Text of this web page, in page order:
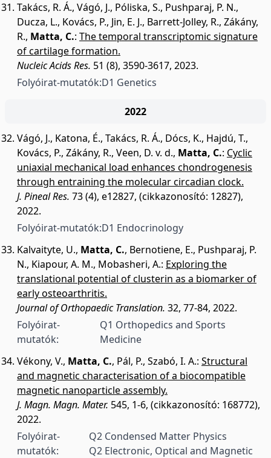
Takács, R. Á., Vágó, J., Póliska, S., Pushparaj, P. N.,
Ducza, L., Kovács, P., Jin, E. J., Barrett-Jolley, R., Zákány,
R., Matta, C.: The temporal transcriptomic signature
of cartilage formation.
Nucleic Acids Res. 51 (8), 3590-3617, 2023.
Folyóirat-mutatók:D1 Genetics
2022
Vágó, J., Katona, É., Takács, R. Á., Dócs, K., Hajdú, T.,
Kovács, P., Zákány, R., Veen, D. v. d., Matta, C.: Cyclic
uniaxial mechanical load enhances chondrogenesis
through entraining the molecular circadian clock.
J. Pineal Res. 73 (4), e12827, (cikkazonosító: 12827),
2022.
Folyóirat-mutatók:D1 Endocrinology
Kalvaityte, U., Matta, C., Bernotiene, E., Pushparaj, P.
N., Kiapour, A. M., Mobasheri, A.: Exploring the
translational potential of clusterin as a biomarker of
early osteoarthritis.
Journal of Orthopaedic Translation. 32, 77-84, 2022.
Folyóirat-
mutatók:
Q1 Orthopedics and Sports
Medicine
Vékony, V., Matta, C., Pál, P., Szabó, I. A.: Structural
and magnetic characterisation of a biocompatible
magnetic nanoparticle assembly.
J. Magn. Magn. Mater. 545, 1-6, (cikkazonosító: 168772),
2022.
Folyóirat-
mutatók:
Q2 Condensed Matter Physics
Q2 Electronic, Optical and Magnetic